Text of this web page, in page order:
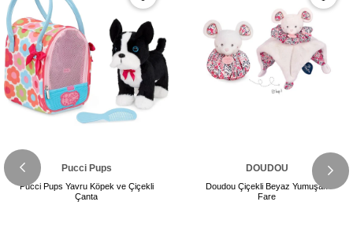
Pucci Pups
Pucci Pups Yavru Köpek ve Çiçekli
Çanta
DOUDOU
Doudou Çiçekli Beyaz Yumuşak
Fare